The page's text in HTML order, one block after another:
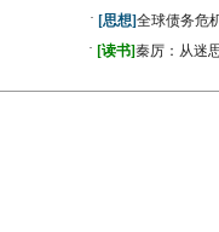
· [思想]全球债务危
· [读书]秦厉：从迷